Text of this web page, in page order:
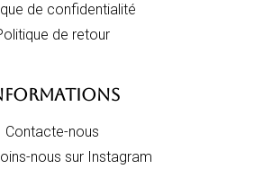
Contacte-nous
nous sur Instagram
de confidentialité
de retour